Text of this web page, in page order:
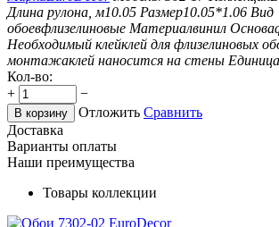
Длина рулона, м10.05 Размер10.05*1.06 Вид
обоевфлизелиновые Материалвинил Основа
Необходимый клейклей для флизелиновых
монтажаклей наносится на стены
Кол-во:
+
−
В корзину Отложить Сравнить
Доставка
Варианты оплаты
Наши преимущества
Товары коллекции